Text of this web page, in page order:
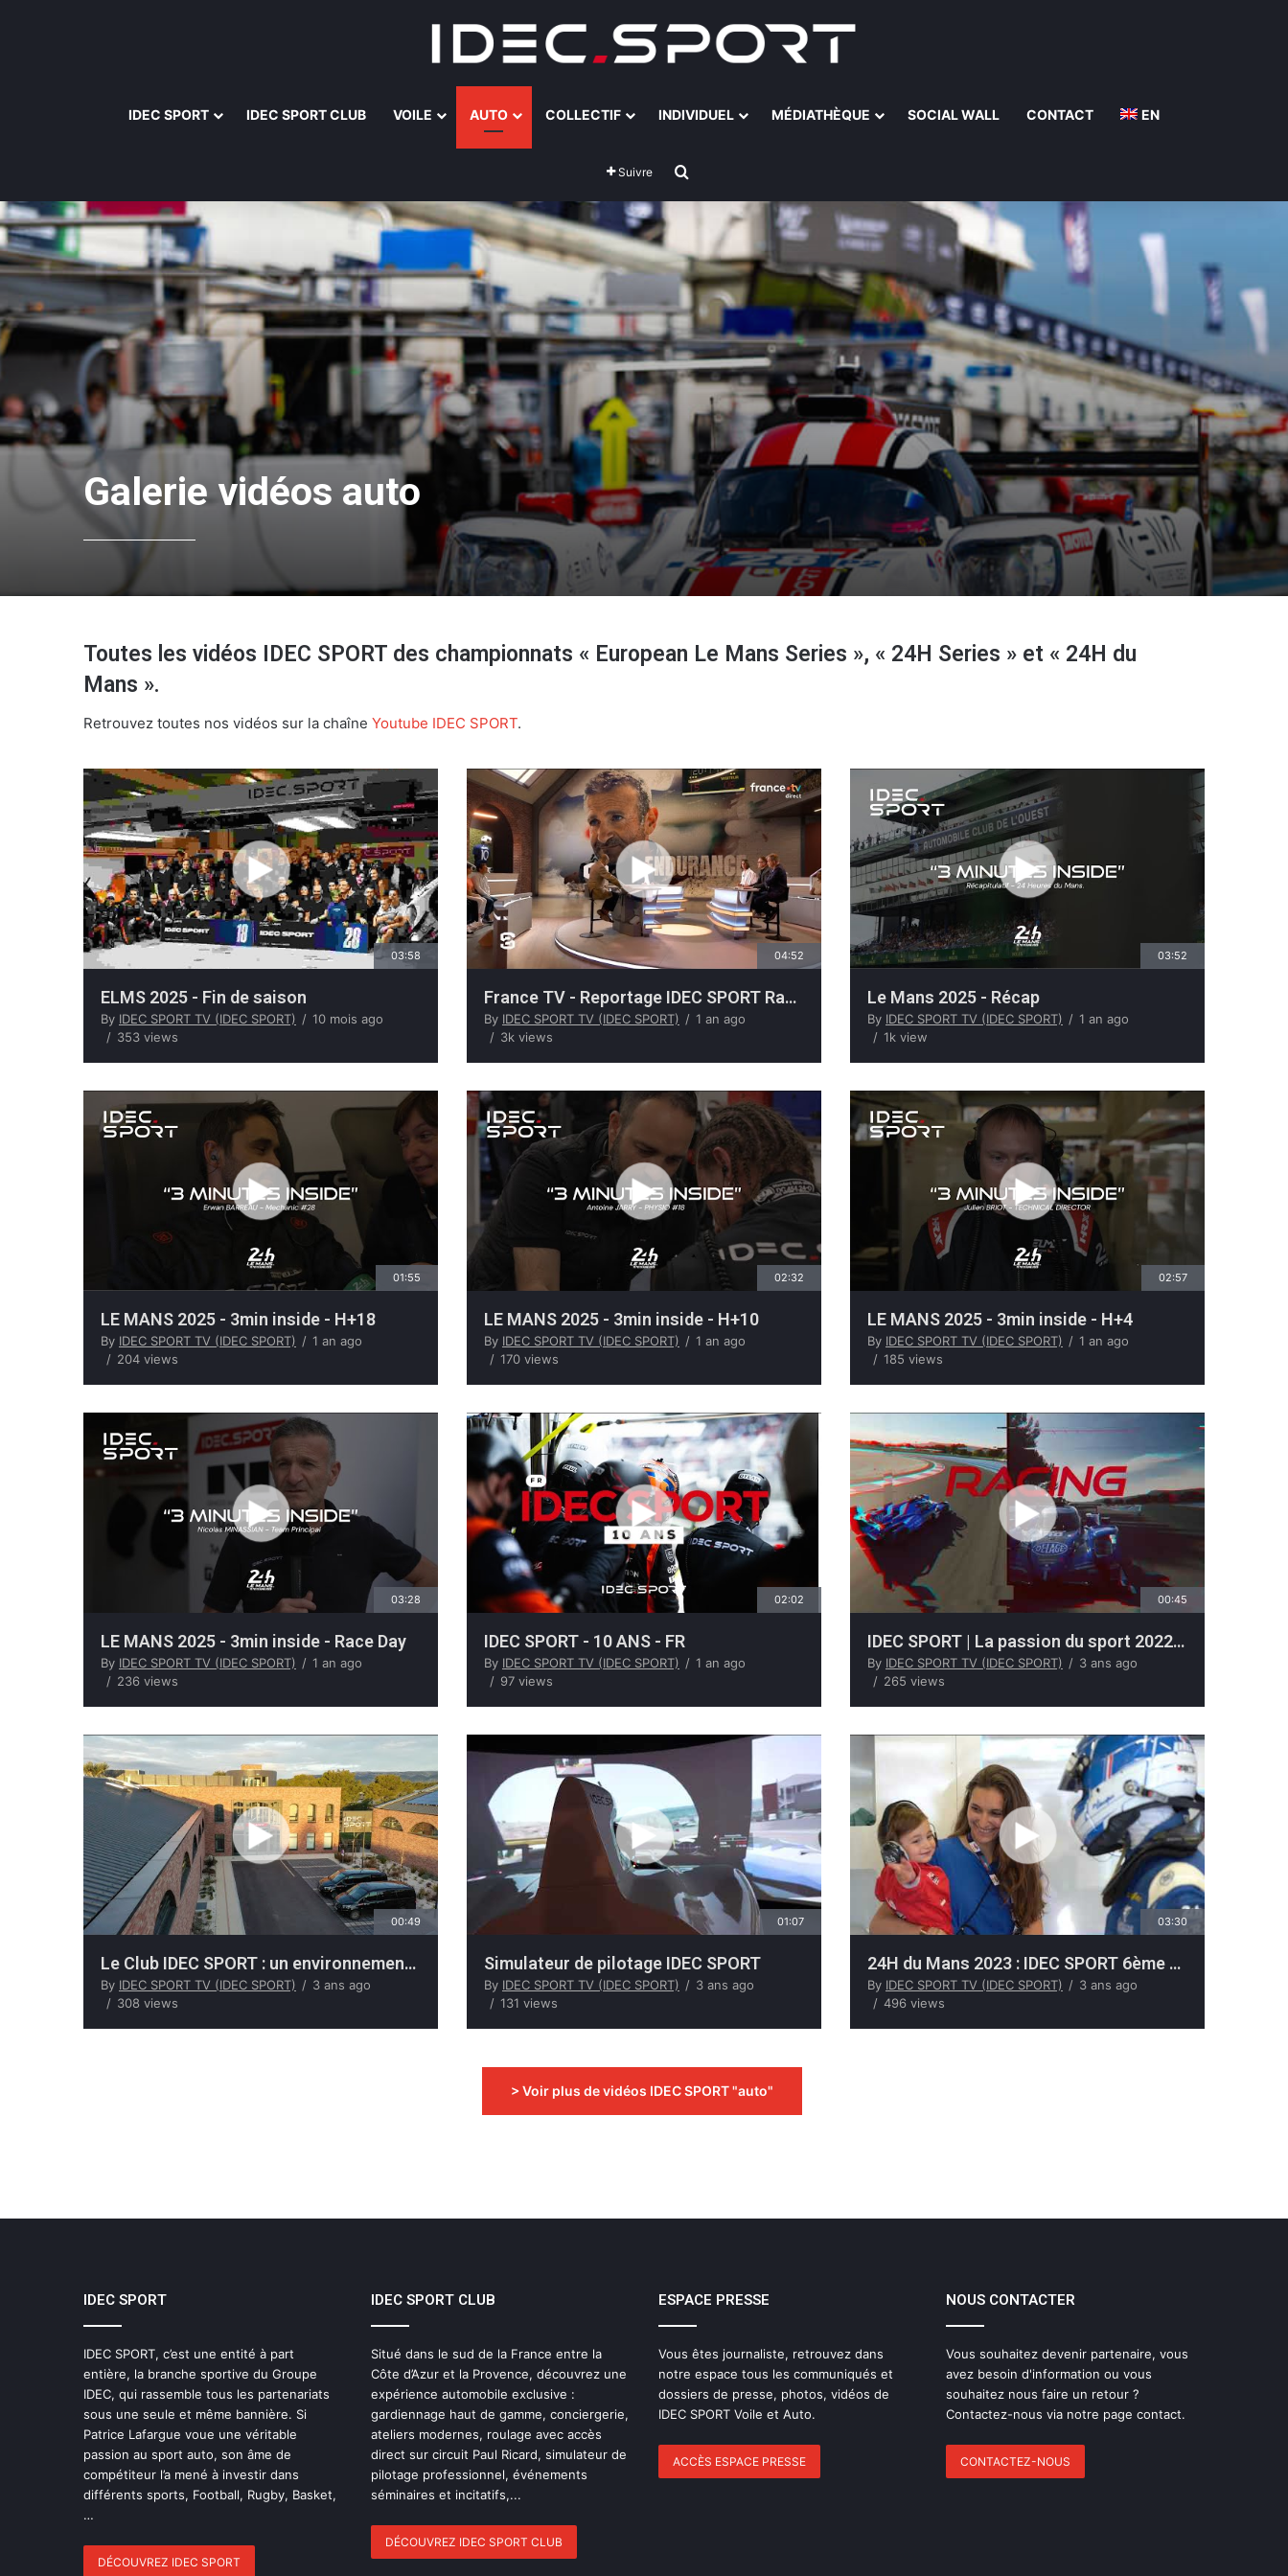
IDEC SPORT IDEC SPORT CLUB VOILE AUTO COLLECTIF INDIVIDUEL MÉDIATHÈQUE SOCIAL WALL CONTACT EN
Suivre
Galerie vidéos auto
Toutes les vidéos IDEC SPORT des championnats « European Le Mans Series », « 24H Series » et « 24H du
Mans ».
Retrouvez toutes nos vidéos sur la chaîne Youtube IDEC SPORT.
03:58
ELMS 2025 - Fin de saison
By IDEC SPORT TV (IDEC SPORT)
10 mois ago
353 views
04:52
France TV - Reportage IDEC SPORT Racing
By IDEC SPORT TV (IDEC SPORT)
1 an ago
3k views
03:52
Le Mans 2025 - Récap
By IDEC SPORT TV (IDEC SPORT)
1 an ago
1k view
01:55
LE MANS 2025 - 3min inside - H+18
By IDEC SPORT TV (IDEC SPORT)
1 an ago
204 views
02:32
LE MANS 2025 - 3min inside - H+10
By IDEC SPORT TV (IDEC SPORT)
1 an ago
170 views
02:57
LE MANS 2025 - 3min inside - H+4
By IDEC SPORT TV (IDEC SPORT)
1 an ago
185 views
03:28
LE MANS 2025 - 3min inside - Race Day
By IDEC SPORT TV (IDEC SPORT)
1 an ago
236 views
02:02
IDEC SPORT - 10 ANS - FR
By IDEC SPORT TV (IDEC SPORT)
1 an ago
97 views
00:45
IDEC SPORT | La passion du sport 2022 – 2023
By IDEC SPORT TV (IDEC SPORT)
3 ans ago
265 views
00:49
Le Club IDEC SPORT : un environnement exclusif et raffiné pour les passionnés d’automobile
By IDEC SPORT TV (IDEC SPORT)
3 ans ago
308 views
01:07
Simulateur de pilotage IDEC SPORT
By IDEC SPORT TV (IDEC SPORT)
3 ans ago
131 views
03:30
24H du Mans 2023 : IDEC SPORT 6ème des LMP2 à l'arrivée
By IDEC SPORT TV (IDEC SPORT)
3 ans ago
496 views
> Voir plus de vidéos IDEC SPORT "auto"
IDEC SPORT
IDEC SPORT, c’est une entité à part
entière, la branche sportive du Groupe
IDEC, qui rassemble tous les partenariats
sous une seule et même bannière. Si
Patrice Lafargue voue une véritable
passion au sport auto, son âme de
compétiteur l’a mené à investir dans
différents sports, Football, Rugby, Basket,
…
DÉCOUVREZ IDEC SPORT
IDEC SPORT CLUB
Situé dans le sud de la France entre la
Côte d’Azur et la Provence, découvrez une
expérience automobile exclusive :
gardiennage haut de gamme, conciergerie,
ateliers modernes, roulage avec accès
direct sur circuit Paul Ricard, simulateur de
pilotage professionnel, événements
séminaires et incitatifs,...
DÉCOUVREZ IDEC SPORT CLUB
ESPACE PRESSE
Vous êtes journaliste, retrouvez dans
notre espace tous les communiqués et
dossiers de presse, photos, vidéos de
IDEC SPORT Voile et Auto.
ACCÈS ESPACE PRESSE
NOUS CONTACTER
Vous souhaitez devenir partenaire, vous
avez besoin d'information ou vous
souhaitez nous faire un retour ?
Contactez-nous via notre page contact.
CONTACTEZ-NOUS